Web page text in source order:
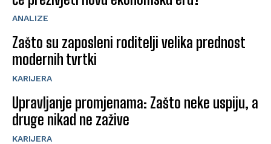
ANALIZE
Zašto su zaposleni roditelji velika prednost
modernih tvrtki
KARIJERA
Upravljanje promjenama: Zašto neke uspiju, a
druge nikad ne zažive
KARIJERA